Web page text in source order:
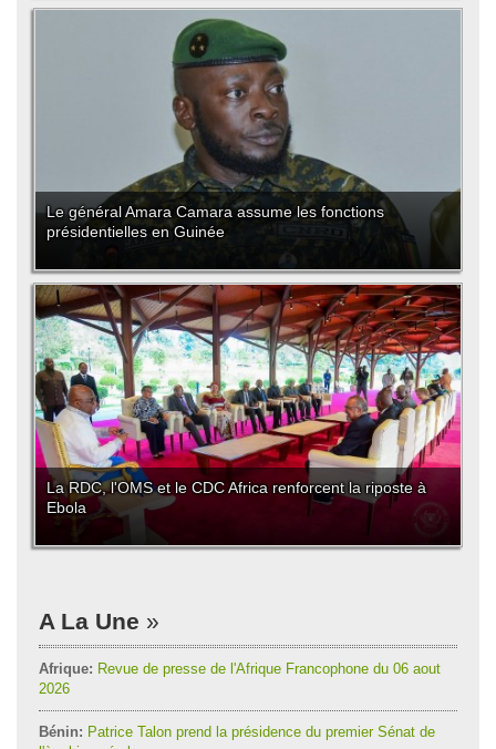
Le général Amara Camara assume les fonctions
présidentielles en Guinée
La RDC, l'OMS et le CDC Africa renforcent la riposte à
Ebola
A La Une
Afrique: Revue de presse de l'Afrique Francophone du 06 aout
2026
Bénin: Patrice Talon prend la présidence du premier Sénat de